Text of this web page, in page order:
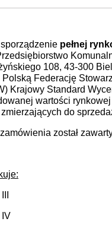
pełnej
108, 43-300
Federację
Krajowy Standard
wartości
do
został
IV